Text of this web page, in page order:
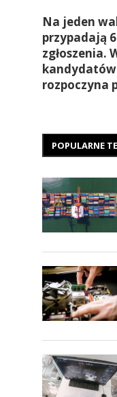
Na jeden
przypadają
zgłoszenia.
rozpoczyna
POPULARNE